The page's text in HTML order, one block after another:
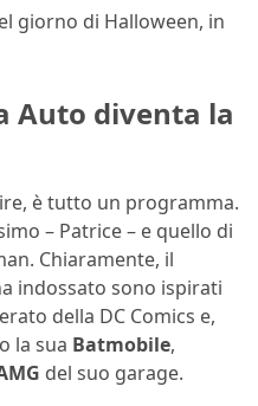
giorno di Halloween, in
Auto diventa la
è tutto un programma.
– Patrice – e quello di
Chiaramente, il
indossato sono ispirati
della DC Comics e,
la sua Batmobile,
del suo garage.